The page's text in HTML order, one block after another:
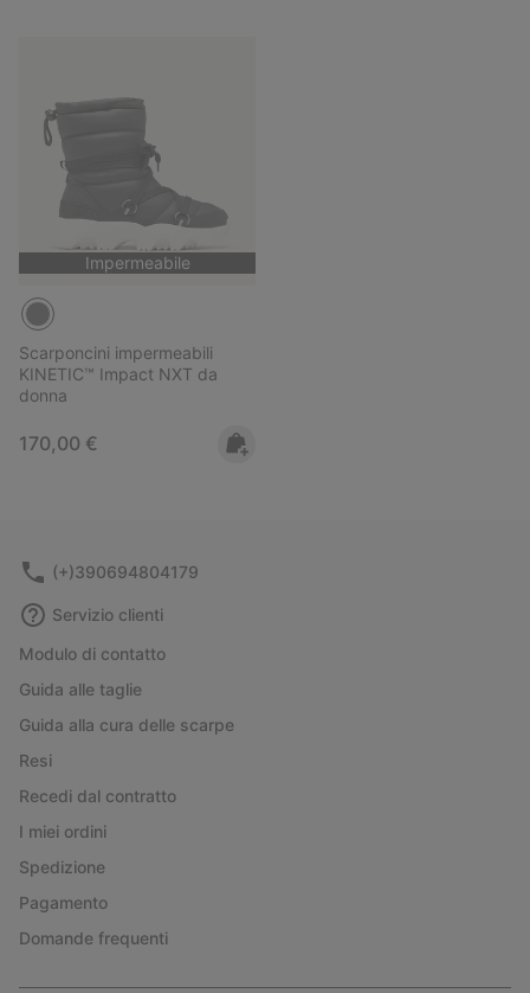
Impermeabile
Scarponcini impermeabili
KINETIC™ Impact NXT da
donna
Regular price:
170,00 €
(+)390694804179
Servizio clienti
Modulo di contatto
Guida alle taglie
Guida alla cura delle scarpe
Resi
Recedi dal contratto
I miei ordini
Spedizione
Pagamento
Domande frequenti